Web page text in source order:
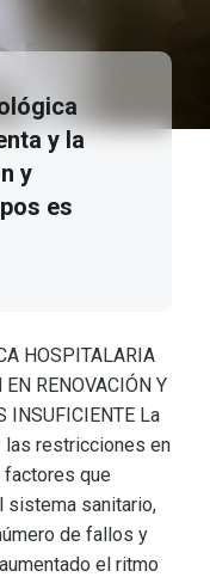
y la
y
es
HOSPITALARIA
RENOVACIÓN Y
INSUFICIENTE La
restricciones en
que
sistema sanitario,
de fallos y
el ritmo